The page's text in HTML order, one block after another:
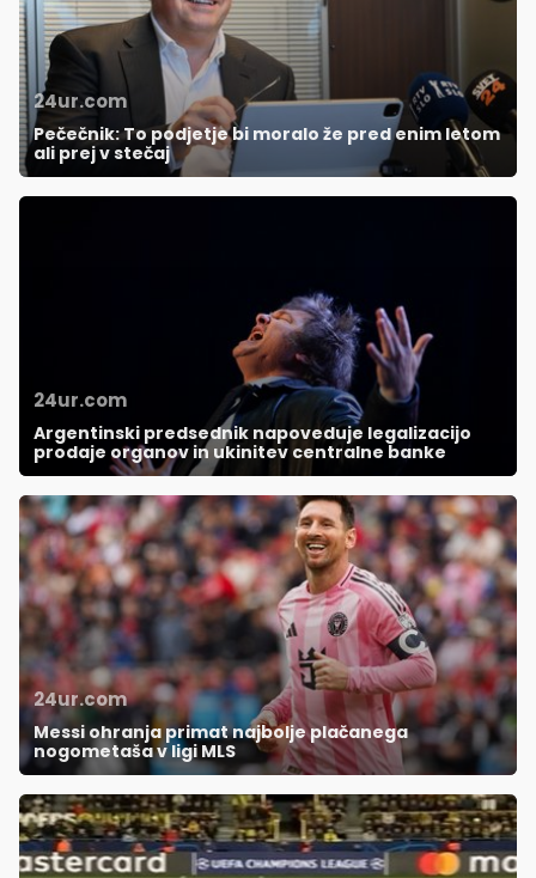
24ur.com
Pečečnik: To podjetje bi moralo že pred enim letom
ali prej v stečaj
24ur.com
Argentinski predsednik napoveduje legalizacijo
prodaje organov in ukinitev centralne banke
24ur.com
Messi ohranja primat najbolje plačanega
nogometaša v ligi MLS